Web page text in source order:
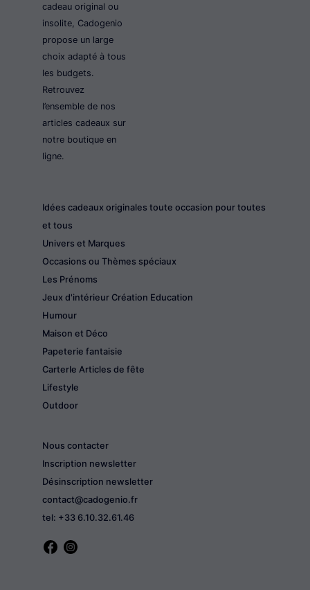
cadeau original ou
insolite, Cadogenio
propose un large
choix adapté à tous
les budgets.
Retrouvez
l’ensemble de nos
articles cadeaux sur
notre boutique en
ligne.
Idées cadeaux originales toute occasion pour toutes
et tous
Univers et Marques
Occasions ou Thèmes spéciaux
Les Prénoms
Jeux d'intérieur Création Education
Humour
Maison et Déco
Papeterie fantaisie
CarterIe Articles de fête
Lifestyle
Outdoor
Nous contacter
Inscription newsletter
Désinscription newsletter
contact@cadogenio.fr
tel: +33 6.10.32.61.46